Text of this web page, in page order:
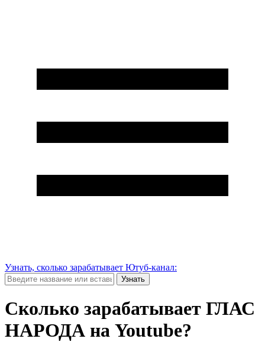
Узнать, сколько зарабатывает Ютуб-канал:
Узнать
Сколько зарабатывает ГЛАС
НАРОДА на Youtube?